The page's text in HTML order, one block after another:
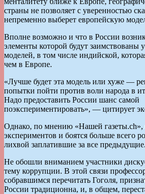
страны не позволяет с уверенностью
непременно выберет европейскую
Вполне возможно и что в России
элементы которой будут заимствованы
моделей, в том числе индийской,
чем в Европе.
«Лучше будет эта модель или хуже —
попытки пойти против воли народа в
Надо предоставить России шанс самой
поэкспериментировать», — цитирует
Однако, по мнению «Нашей
экспериментов и боятся больше всего
лихвой заплатившие за все предыдущие.
Не обошли вниманием участники
тему коррупции. В этой связи
собравшимся перечитать Гоголя,
России традиционна, и, в общем,